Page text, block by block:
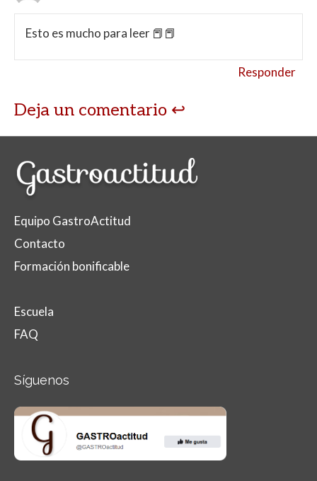
Esto es mucho para leer 📕📕
Responder
Deja un comentario
Equipo GastroActitud
Contacto
Formación bonificable
Escuela
FAQ
Síguenos